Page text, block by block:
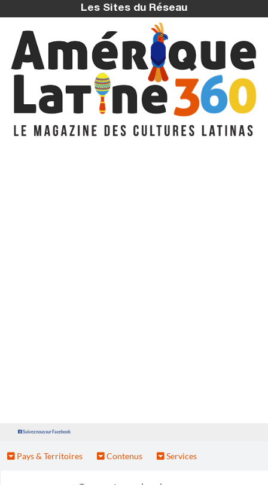
Les Sites du Réseau
Suivez nous sur Facebook
Pays & Territoires Contenus Services